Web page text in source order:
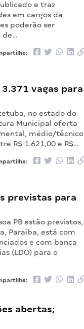
e traz
em cargos da
poderão ser
de…
vagas para
no estado do
Municipal oferta
médio/técnico
R$ 1.621,00 e R$…
previstas para
PB estão previstos,
Paraíba, está com
e com banca
(LDO) para o
abertas;